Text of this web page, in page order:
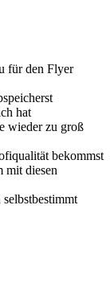
für den Flyer
hat
wieder zu groß
bekommst
mit diesen